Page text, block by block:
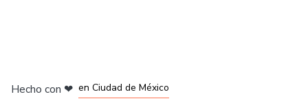
Hecho con ❤ en Ciudad de México